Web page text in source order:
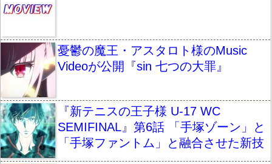
憂鬱の魔王・アスタロト様のMusic
Videoが公開『sin 七つの大罪』
『新テニスの王子様 U-17 WC
SEMIFINAL』第6話 「手塚ゾーン」と
「手塚ファントム」と融合させた新技